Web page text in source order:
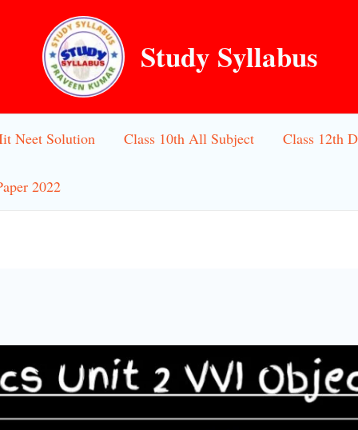
Study Syllabus
Neet Solution Class 10th All Subject Class 12th
2022